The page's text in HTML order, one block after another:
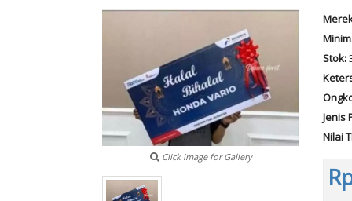
Click image for Gallery
Stok:
Jenis
Nilai